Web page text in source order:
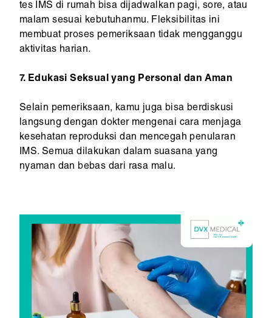
tes IMS di rumah bisa dijadwalkan pagi, sore, atau
malam sesuai kebutuhanmu. Fleksibilitas ini
membuat proses pemeriksaan tidak mengganggu
aktivitas harian.
7. Edukasi Seksual yang Personal dan Aman
Selain pemeriksaan, kamu juga bisa berdiskusi
langsung dengan dokter mengenai cara menjaga
kesehatan reproduksi dan mencegah penularan
IMS. Semua dilakukan dalam suasana yang
nyaman dan bebas dari rasa malu.